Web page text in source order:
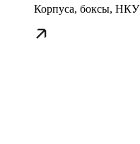
Корпуса, боксы, НКУ